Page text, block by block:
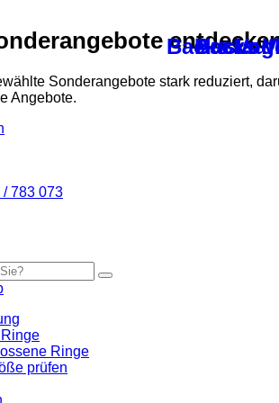
Sonderangebote stark reduziert,
Angebote.
/ 783 073
Ringe
prüfen
Backs
Backs